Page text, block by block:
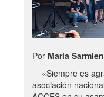
Por María
«Siempre es
asociación